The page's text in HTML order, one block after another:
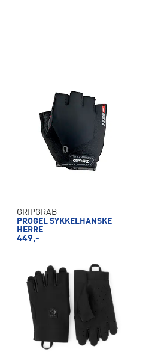
GRIPGRAB
PROGEL SYKKELHANSKE
HERRE
449,-